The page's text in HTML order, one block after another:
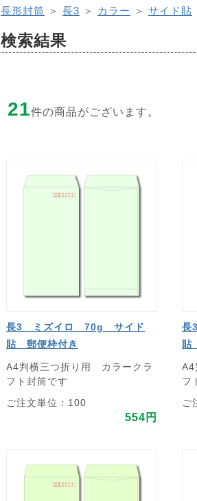
長形封筒 ＞ 長3 ＞ カラー ＞ サイド貼
検索結果
21件の商品がございます。
長3 ミズイロ 70g サイド
貼 郵便枠付き
A4判横三つ折り用 カラークラ
フト封筒です
ご注文単位：100
554円
長
貼
A4
フ
ご